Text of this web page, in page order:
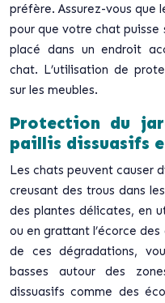
préfère. Assurez-vous
pour que votre chat puisse
placé dans un endroit
chat. L’utilisation de
sur les meubles.
Protection du
paillis dissuasifs
Les chats peuvent causer
creusant des trous dans
des plantes délicates, en
ou en grattant l’écorce
de ces dégradations,
basses autour des
dissuasifs comme des